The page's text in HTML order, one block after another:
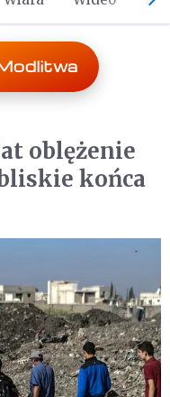
oblężenie
końca